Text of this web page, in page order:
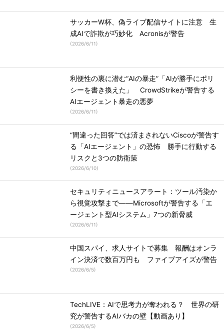
サッカーW杯、偽ライブ配信サイトに注意 生
成AIで詐欺が巧妙化 Acronisが警告
(2026/6/11)
利便性の裏に潜む“AIの暴走”「AIが勝手にポリ
シーを書き換えた」 CrowdStrikeが警告する
AIエージェント暴走の悪夢
(2026/6/11)
“間違った回答”では済まされないCiscoが警告す
る「AIエージェント」の恐怖 勝手に行動する
リスクと3つの防衛策
(2026/6/10)
セキュリティニュースアラート：ツール汚染か
ら視覚攻撃まで――Microsoftが警告する「エ
ージェント型AIシステム」7つの新脅威
(2026/6/11)
中国スパイ、求人サイトで募集 報酬はオンラ
イン決済で数百万円も ファイブアイズが警告
(2026/6/5)
TechLIVE：AIで思考力が奪われる？ 世界の研
究が警告するAIバカの壁【動画あり】
(2026/6/5)